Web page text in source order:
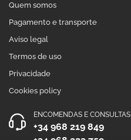
Quem somos
Pagamento e transporte
Aviso legal
Termos de uso
Privacidade
Cookies policy
ENCOMENDAS E CONSULTAS
+34 968 219 849